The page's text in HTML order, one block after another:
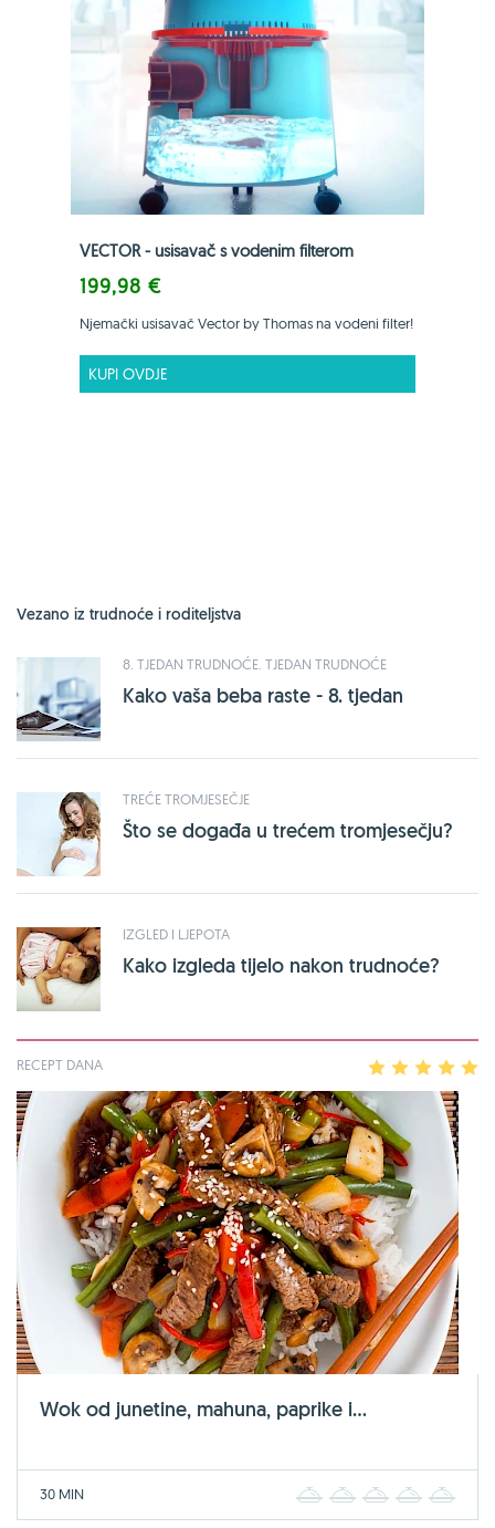
VECTOR - usisavač s vodenim filterom
199,98 €
Njemački usisavač Vector by Thomas na vodeni filter!
KUPI OVDJE
Vezano iz trudnoće i roditeljstva
8. TJEDAN TRUDNOĆE. TJEDAN TRUDNOĆE
Kako vaša beba raste - 8. tjedan
TREĆE TROMJESEČJE
Što se događa u trećem tromjesečju?
IZGLED I LJEPOTA
Kako izgleda tijelo nakon trudnoće?
RECEPT DANA 2 3 4
Wok od junetine, mahuna, paprike i...
30 MIN 2 3 4